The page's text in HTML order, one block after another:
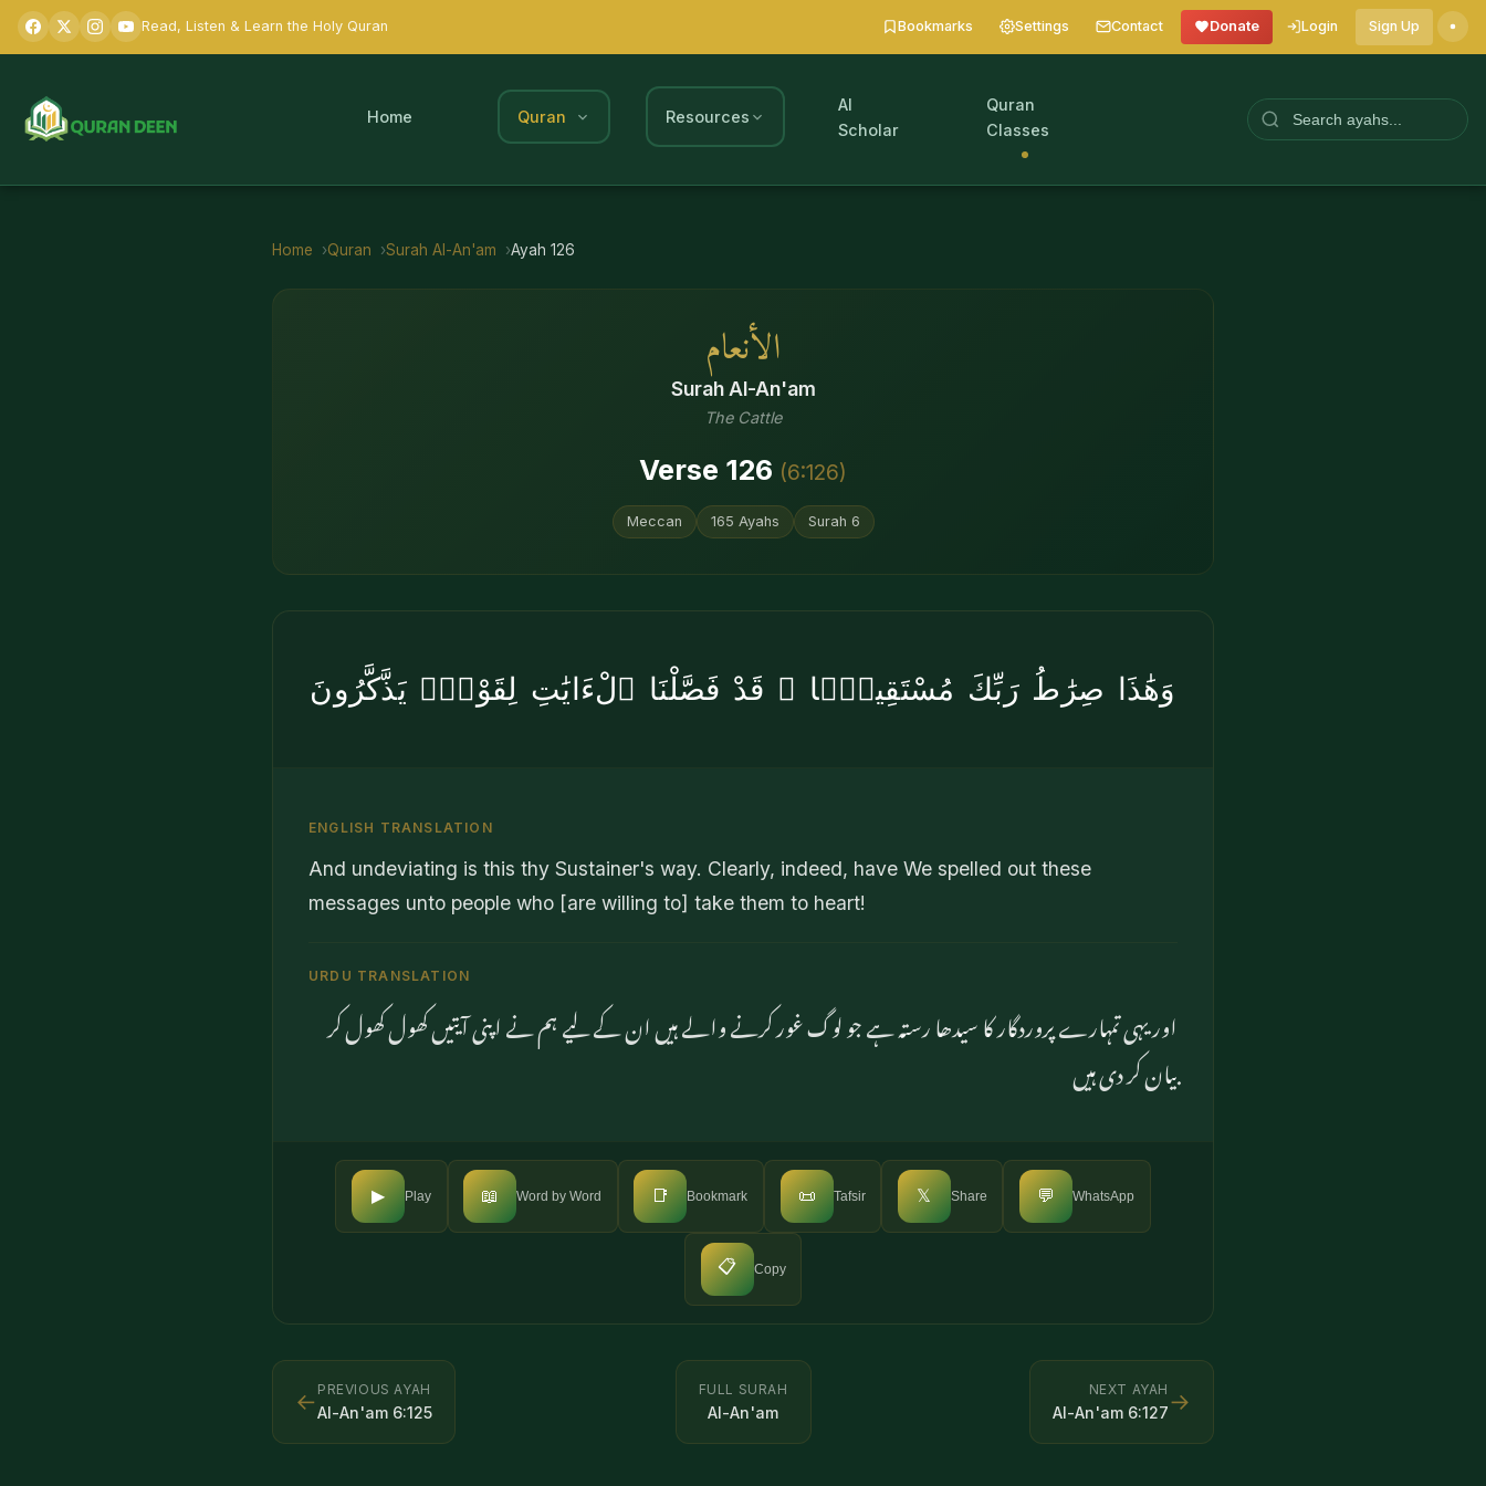
Read, Listen & Learn the Holy Quran Bookmarks Settings Contact Donate Login Sign Up
Home Quran Resources
AI
Scholar
Quran
Classes
Home Quran Surah Al-An'am Ayah 126
الأنعام
Surah Al-An'am
The Cattle
Verse 126 (6:126)
Meccan 165 Ayahs Surah 6
وَهَٰذَا صِرَٰطُ رَبِّكَ مُسْتَقِيمًۭا ۗ قَدْ فَصَّلْنَا ٱلْءَايَٰتِ لِقَوْمٍۢ يَذَّكَّرُونَ
ENGLISH TRANSLATION
And undeviating is this thy Sustainer's way. Clearly, indeed, have We spelled out these
messages unto people who [are willing to] take them to heart!
URDU TRANSLATION
اور یہی تمہارے پروردگار کا سیدھا رستہ ہے جو لوگ غور کرنے والے ہیں ان کے لیے ہم نے اپنی آیتیں کھول کھول کر
بیان کر دی ہیں
▶ Play 📖 Word by Word 📑 Bookmark 📜 Tafsir 𝕏 Share 💬 WhatsApp
📋 Copy
← PREVIOUS AYAH
Al-An'am 6:125
FULL SURAH
Al-An'am
NEXT AYAH
Al-An'am 6:127→